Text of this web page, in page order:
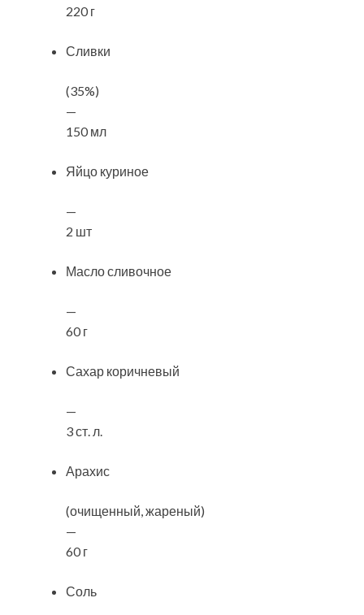
220 г
Сливки
(35%)
—
150 мл
Яйцо куриное
—
2 шт
Масло сливочное
—
60 г
Сахар коричневый
—
3 ст. л.
Арахис
(очищенный, жареный)
—
60 г
Соль